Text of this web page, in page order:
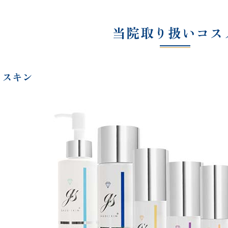
当院取り扱いコス
キン